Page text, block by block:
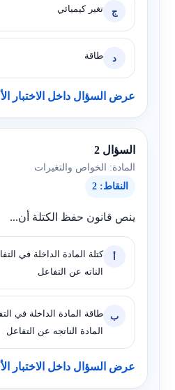
ج تغير كيميائي
د طاقة
عرض السؤال داخل الاختبار
السؤال 2
المادة: الخواص والتغيرات
النقاط: 2
ينص قانون حفظ الكتلة أن...
أ
كتلة المادة الداخلة في
الناته عن التفاعل
ب
طاقة المادة الداخلة في
المادة الناتجه عن التفاعل
عرض السؤال داخل الاختبار